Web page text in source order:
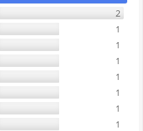
2
1
1
1
1
1
1
1